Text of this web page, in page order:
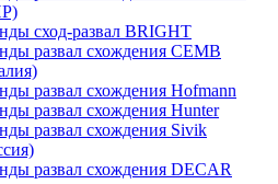
сход-развал BRIGHT
развал схождения CEMB
развал схождения Hofmann
развал схождения Hunter
развал схождения Sivik
развал схождения DECAR